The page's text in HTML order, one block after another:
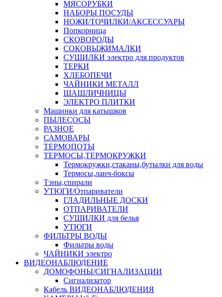
МЯСОРУБКИ
НАБОРЫ ПОСУДЫ
НОЖИ/ТОЧИЛКИ/АКСЕССУАРЫ
Попкорница
СКОВОРОДЫ
СОКОВЫЖИМАЛКИ
СУШИЛКИ электро для продуктов
ТЕРКИ
ХЛЕБОПЕЧИ
ЧАЙНИКИ МЕТАЛЛ
ШАШЛИЧНИЦЫ
ЭЛЕКТРО ПЛИТКИ
Машинки для катышков
ПЫЛЕСОСЫ
РАЗНОЕ
САМОВАРЫ
ТЕРМОПОТЫ
ТЕРМОСЫ,ТЕРМОКРУЖКИ
Термокружки,стаканы,бутылки для воды
Термосы,ланч-боксы
Тэны,спирали
УТЮГИ/Отпариватели
ГЛАДИЛЬНЫЕ ДОСКИ
ОТПАРИВАТЕЛИ
СУШИЛКИ для белья
УТЮГИ
ФИЛЬТРЫ ВОДЫ
Фильтры воды
ЧАЙНИКИ электро
ВИДЕОНАБЛЮДЕНИЕ
ДОМОФОНЫ/СИГНАЛИЗАЦИИ
Сигнализатор
Кабель ВИДЕОНАБЛЮДЕНИЯ